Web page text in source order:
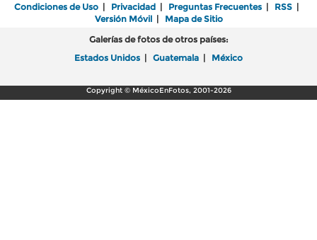
Condiciones de Uso | Privacidad | Preguntas Frecuentes | RSS |
Versión Móvil| Mapa de Sitio
Galerías de fotos de otros países:
Estados Unidos | Guatemala | México
Copyright © MéxicoEnFotos, 2001-2026